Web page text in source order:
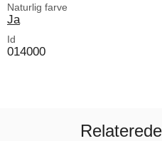
Naturlig farve
Ja
Id
014000